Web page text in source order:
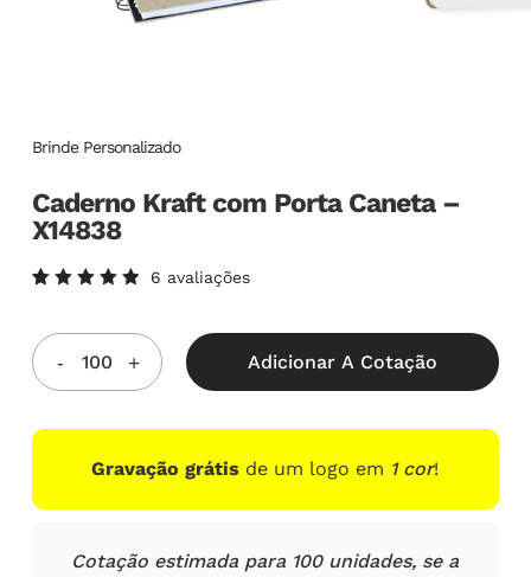
Brinde Personalizado
Caderno Kraft com Porta Caneta –
X14838
5.00de
5, com
baseado
em
clientes
6 avaliações
Adicionar A Cotação
Gravação grátis de um logo em 1 cor!
Cotação estimada para 100 unidades, se a